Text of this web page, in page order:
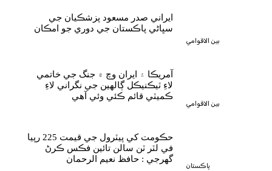
بين الاقوامي
ايراني صدر مسعود پزشڪيان جي
سڀاڻي پاڪستان جي دوري جو امڪان
بين الاقوامي
آمريڪا ۽ ايران وچ ۾ جنگ جي خاتمي
لاءِ ٽيڪنيڪل ڳالهين جي نگراني لاءِ
ڪميٽي قائم ڪئي وئي آهي
پاڪستان
حڪومت کي پيٽرول جي قيمت 225 رپيا
في لٽر ٽن سالن تائين فڪس ڪرڻ
گهرجي : حافظ نعيم الرحمان